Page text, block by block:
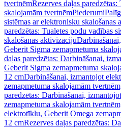
tvertnēmRezerves daļas
skalojamām tvertnēmPiederumi
sistēmas ar elektronisku skalošanas
paredzētas: Tualetes podu vadības
skalošanas aktivizāciju
Geberit Sigma zemapmetuma
daļas paredzētas: Darbināšanai,
Geberit Sigma zemapmetuma
12 cmDarbināšanai, izmantojot
zemapmetuma skalojamām
paredzētas: Darbināšanai,
zemapmetuma skalojamām
elektrotīklu, Geberit Omega
12 cmRezerves daļas paredzētas: